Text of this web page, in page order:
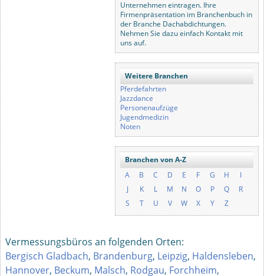
Unternehmen eintragen. Ihre
Firmenpräsentation im Branchenbuch in
der Branche Dachabdichtungen.
Nehmen Sie dazu einfach Kontakt mit
uns auf.
Weitere Branchen
Pferdefahrten
Jazzdance
Personenaufzüge
Jugendmedizin
Noten
Branchen von A-Z
A
B C D E F G H
I
J
K L M N O P Q
R
S
T U V W X Y Z
Vermessungsbüros an folgenden Orten:
Bergisch Gladbach, Brandenburg, Leipzig, Haldensleben,
Hannover, Beckum, Malsch, Rodgau, Forchheim,